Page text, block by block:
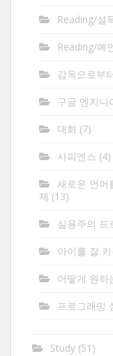
Reading/설
Reading/예
감옥으로부
구글 엔지니
대화 (7)
사피엔스 (4)
새로운 언어
제 (13)
실용주의 프
아이를 잘
어떻게 원하
프로그래밍
Study (51)